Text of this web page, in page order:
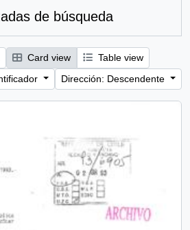
de búsqueda
Card view
Table view
Dirección: Descendente